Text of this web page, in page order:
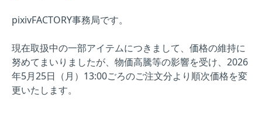
pixivFACTORY事務局です。
現在取扱中の一部アイテムにつきまして、価格の維持に
努めてまいりましたが、物価高騰等の影響を受け、2026
年5月25日（月）13:00ごろのご注文分より順次価格を変
更いたします。